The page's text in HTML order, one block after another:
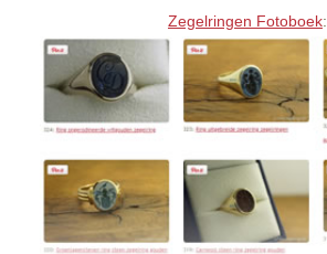
Zegelringen Fotoboek: